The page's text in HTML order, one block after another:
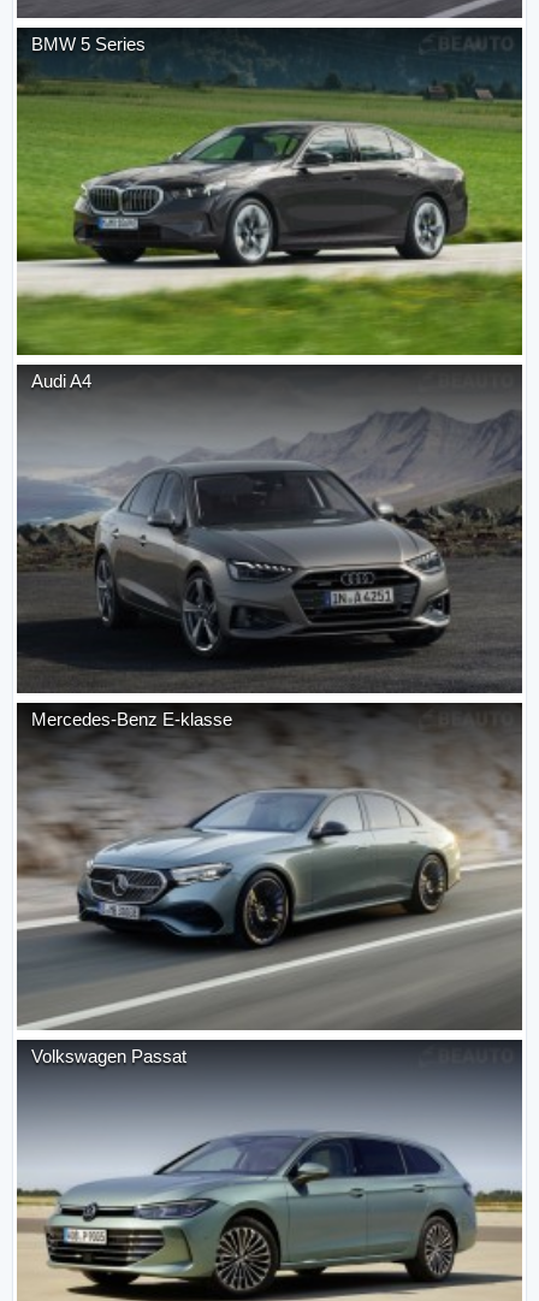
BMW 5 Series
AudiA4
Mercedes-Benz E-klasse
Volkswagen Passat